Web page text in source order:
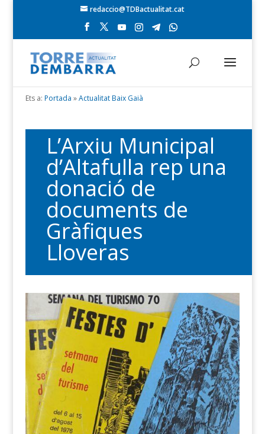
redaccio@TDBactualitat.cat
Ets a: Portada »Actualitat Baix Gaià
L’Arxiu Municipal
d’Altafulla rep una
donació de
documents de
Gràfiques
Lloveras